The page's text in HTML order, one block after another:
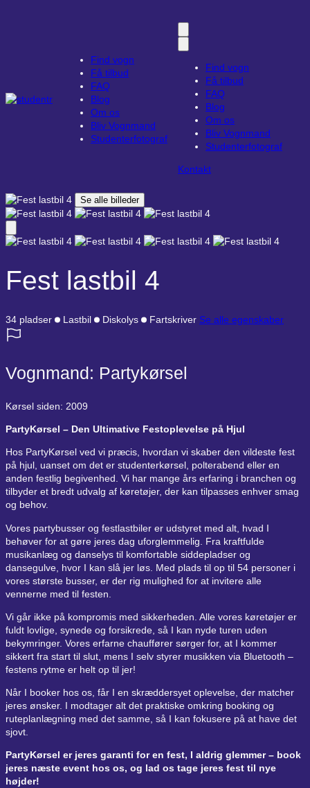
Find vogn
Få tilbud
FAQ
Blog
Om os
Bliv Vognmand
Studenterfotograf
Find vogn
Få tilbud
FAQ
Blog
Om os
Bliv Vognmand
Studenterfotograf
Kontakt
Se alle billeder
Fest lastbil 4
34 pladser Lastbil Diskolys Fartskriver Se alle egenskaber
Vognmand: Partykørsel
Kørsel siden: 2009
PartyKørsel – Den Ultimative Festoplevelse på Hjul
Hos PartyKørsel ved vi præcis, hvordan vi skaber den vildeste fest
på hjul, uanset om det er studenterkørsel, polterabend eller en
anden festlig begivenhed. Vi har mange års erfaring i branchen og
tilbyder et bredt udvalg af køretøjer, der kan tilpasses enhver smag
og behov.
Vores partybusser og festlastbiler er udstyret med alt, hvad I
behøver for at gøre jeres dag uforglemmelig. Fra kraftfulde
musikanlæg og danselys til komfortable siddepladser og
dansegulve, hvor I kan slå jer løs. Med plads til op til 54 personer i
vores største busser, er der rig mulighed for at invitere alle
vennerne med til festen.
Vi går ikke på kompromis med sikkerheden. Alle vores køretøjer er
fuldt lovlige, synede og forsikrede, så I kan nyde turen uden
bekymringer. Vores erfarne chauffører sørger for, at I kommer
sikkert fra start til slut, mens I selv styrer musikken via Bluetooth –
festens rytme er helt op til jer!
Når I booker hos os, får I en skræddersyet oplevelse, der matcher
jeres ønsker. I modtager alt det praktiske omkring booking og
ruteplanlægning med det samme, så I kan fokusere på at have det
sjovt.
PartyKørsel er jeres garanti for en fest, I aldrig glemmer – book
jeres næste event hos os, og lad os tage jeres fest til nye
højder!